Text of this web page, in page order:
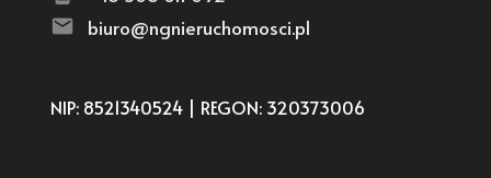
biuro@ngnieruchomosci.pl
NIP: 8521340524 | REGON: 320373006